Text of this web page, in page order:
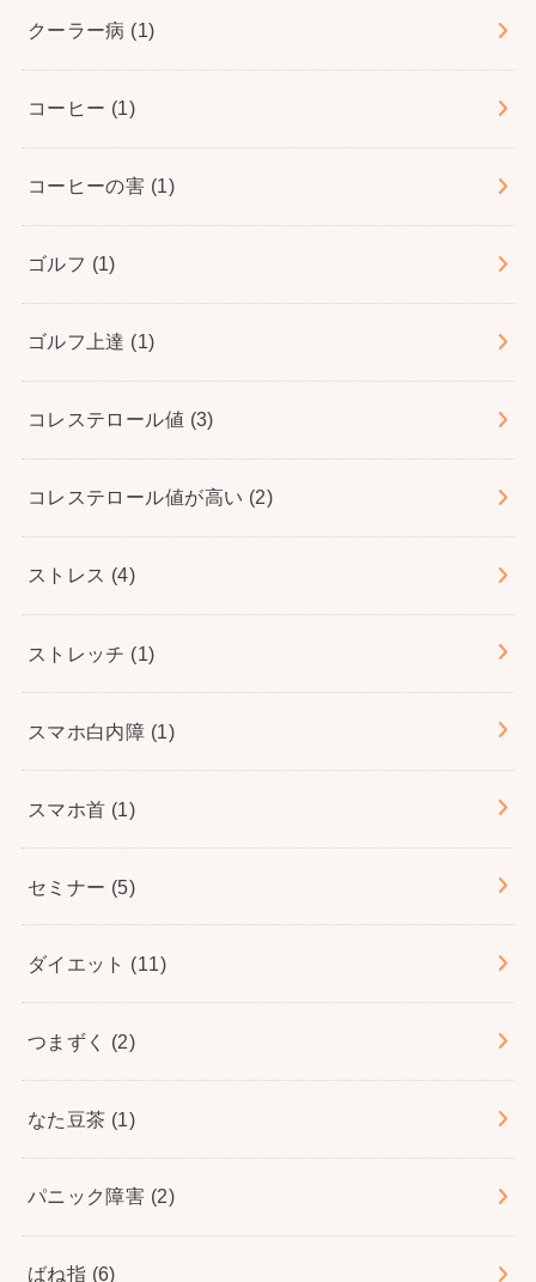
クーラー病 (1)
コーヒー (1)
コーヒーの害 (1)
ゴルフ (1)
ゴルフ上達 (1)
コレステロール値 (3)
コレステロール値が高い (2)
ストレス (4)
ストレッチ (1)
スマホ白内障 (1)
スマホ首 (1)
セミナー (5)
ダイエット (11)
つまずく (2)
なた豆茶 (1)
パニック障害 (2)
ばね指 (6)